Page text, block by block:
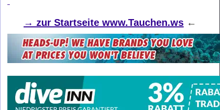
→ zur Startseite www.Tauchen.ws ←